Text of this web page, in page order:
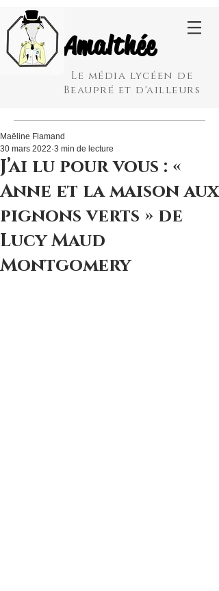
Amalthée
Le média lycéen de
Beaupré et d'ailleurs
J’ai lu pour vous : «
Anne et la maison aux
pignons verts » de
Lucy Maud
Montgomery
Maëline Flamand
30 mars 2022 3 min de lecture